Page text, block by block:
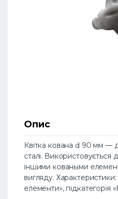
Опис
Квітка кована d 90 мм —
сталі. Використовується
іншими коваными
вигляду.
елементи», підкатегорія